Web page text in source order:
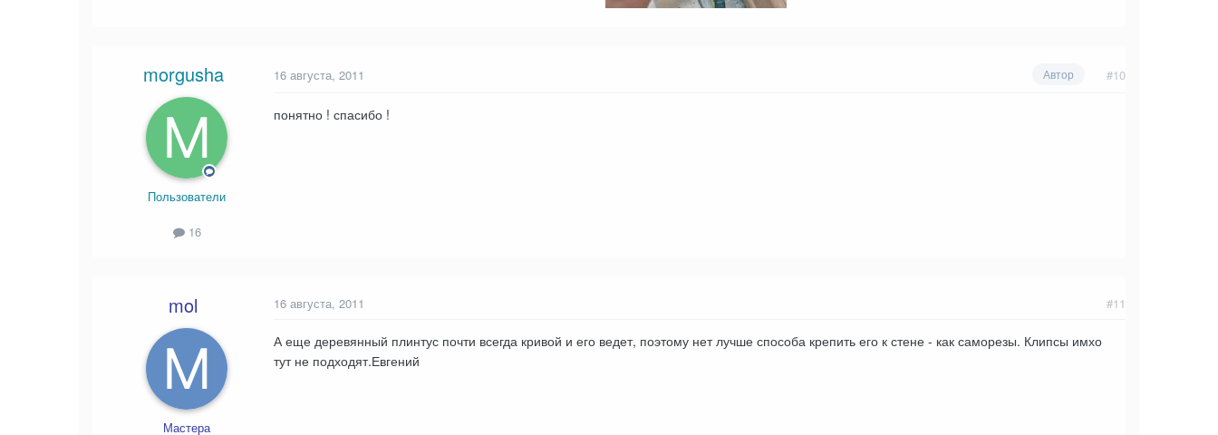
morgusha
Пользователи
16
Автор #10
16 августа, 2011
понятно ! спасибо !
mol
Мастера
#11
16 августа, 2011
А еще деревянный плинтус почти всегда кривой и его ведет, поэтому нет лучше способа крепить его к стене - как саморезы. Клипсы имхо
тут не подходят.Евгений